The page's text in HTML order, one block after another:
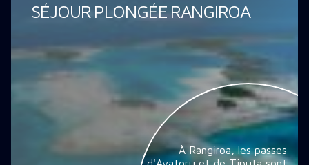
SÉJOUR PLONGÉE RANGIROA
À Rangiroa, les passes